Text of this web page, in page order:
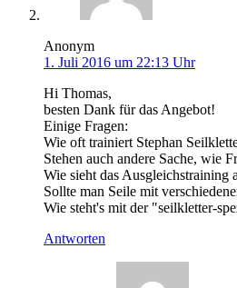
Anonym
1. Juli 2016 um 22:13 Uhr
Hi Thomas,
besten Dank für das Angebot!
Einige Fragen:
Wie oft trainiert Stephan
Stehen auch andere Sache, wie
Wie sieht das Ausgleichstraining
Sollte man Seile mit
Wie steht's mit der "seilkletter-
Antworten